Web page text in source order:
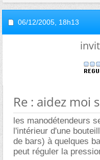
06/12/2005, 18h13
Re : aidez moi
les manodétendeurs
l'intérieur d'une
de bars) à quelques
peut réguler la